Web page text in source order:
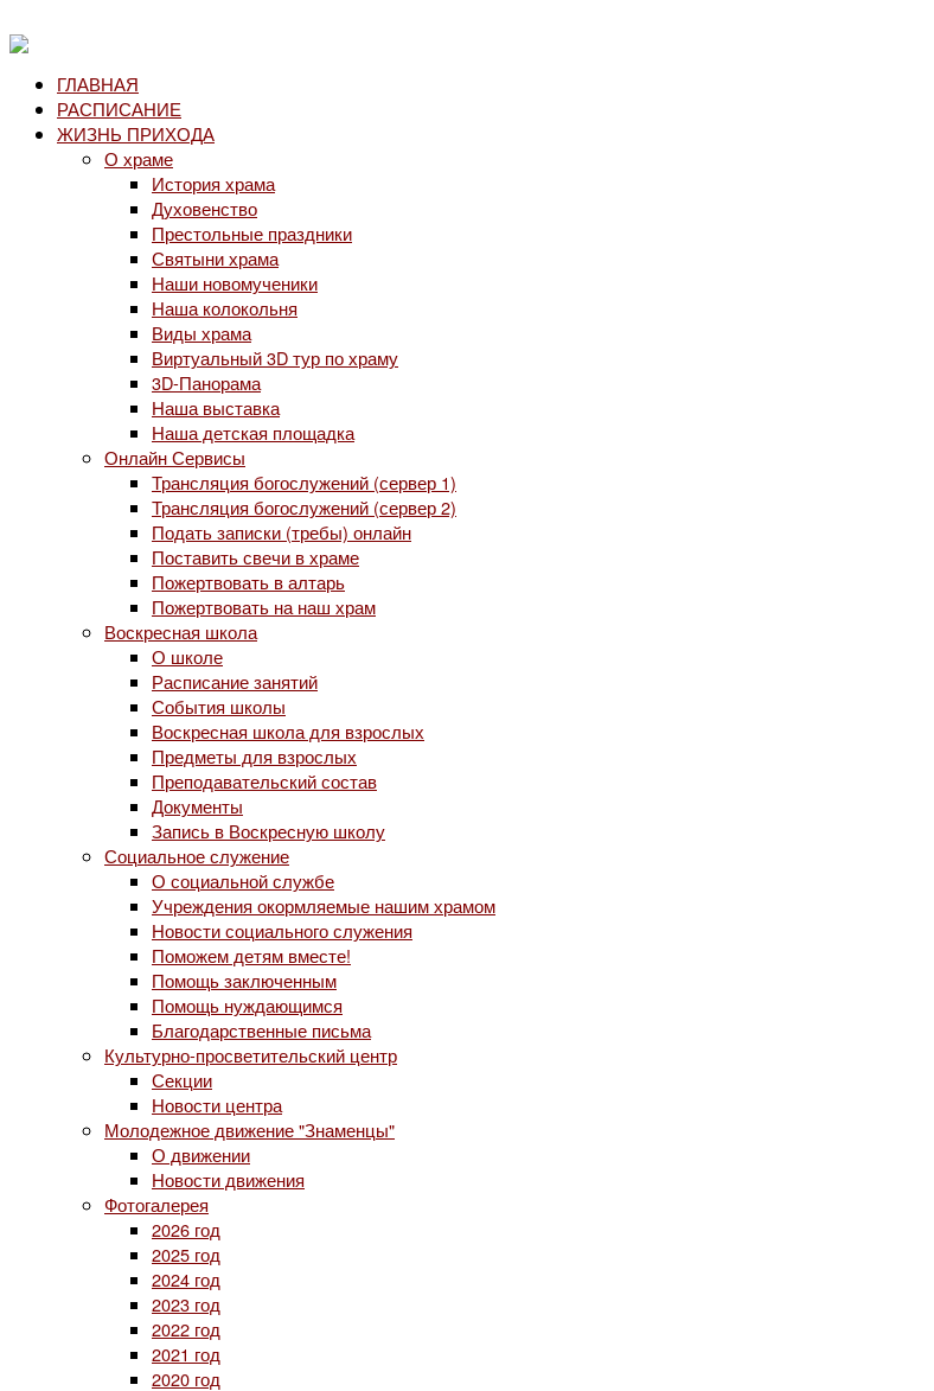
ГЛАВНАЯ
РАСПИСАНИЕ
ЖИЗНЬ ПРИХОДА
О храме
История храма
Духовенство
Престольные праздники
Святыни храма
Наши новомученики
Наша колокольня
Виды храма
Виртуальный 3D тур по храму
3D-Панорама
Наша выставка
Наша детская площадка
Онлайн Сервисы
Трансляция богослужений (сервер 1)
Трансляция богослужений (сервер 2)
Подать записки (требы) онлайн
Поставить свечи в храме
Пожертвовать в алтарь
Пожертвовать на наш храм
Воскресная школа
О школе
Расписание занятий
События школы
Воскресная школа для взрослых
Предметы для взрослых
Преподавательский состав
Документы
Запись в Воскресную школу
Социальное служение
О социальной службе
Учреждения окормляемые нашим храмом
Новости социального служения
Поможем детям вместе!
Помощь заключенным
Помощь нуждающимся
Благодарственные письма
Культурно-просветительский центр
Секции
Новости центра
Молодежное движение "Знаменцы"
О движении
Новости движения
Фотогалерея
2026 год
2025 год
2024 год
2023 год
2022 год
2021 год
2020 год